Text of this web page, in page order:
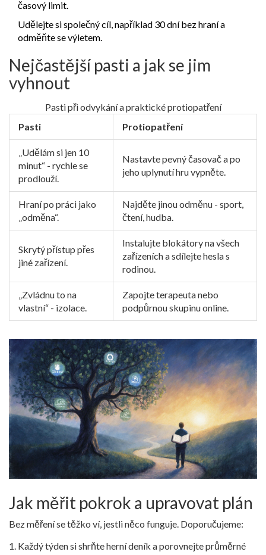
časový limit.
Udělejte si společný cíl, například 30 dní bez hraní a
odměňte se výletem.
Nejčastější pasti a jak se jim
vyhnout
Pasti při odvykání a praktické protiopatření
Pasti
Protiopatření
„Udělám si jen 10
minut“ - rychle se
prodlouží.
Nastavte pevný časovač a po
jeho uplynutí hru vypněte.
Hraní po práci jako
„odměna“.
Najděte jinou odměnu - sport,
čtení, hudba.
Skrytý přístup přes
jiné zařízení.
Instalujte blokátory na všech
zařízeních a sdílejte hesla s
rodinou.
„Zvládnu to na
vlastní“ - izolace.
Zapojte terapeuta nebo
podpůrnou skupinu online.
Jak měřit pokrok a upravovat plán
Bez měření se těžko ví, jestli něco funguje. Doporučujeme:
Každý týden si shrňte herní deník a porovnejte průměrné